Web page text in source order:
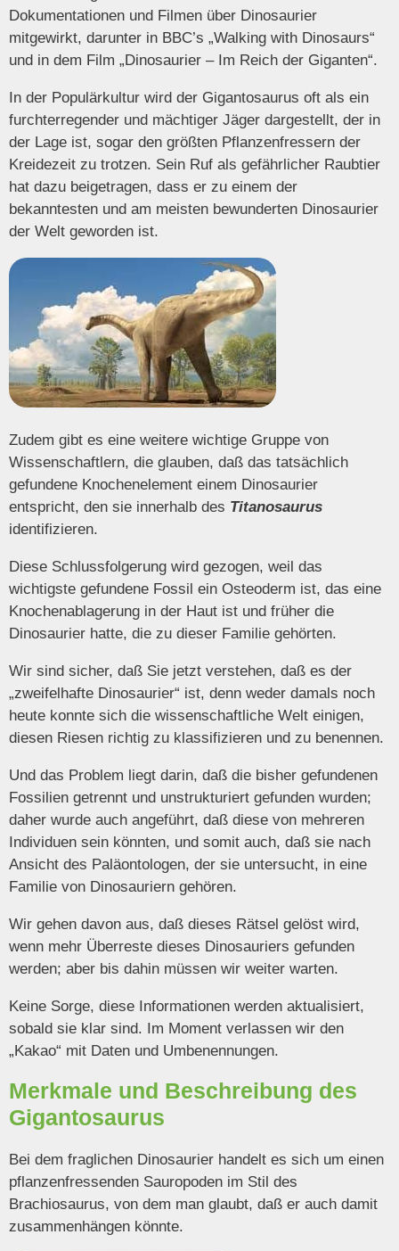
Dokumentationen und Filmen über Dinosaurier
mitgewirkt, darunter in BBC’s „Walking with Dinosaurs“
und in dem Film „Dinosaurier – Im Reich der Giganten“.
In der Populärkultur wird der Gigantosaurus oft als ein
furchterregender und mächtiger Jäger dargestellt, der in
der Lage ist, sogar den größten Pflanzenfressern der
Kreidezeit zu trotzen. Sein Ruf als gefährlicher Raubtier
hat dazu beigetragen, dass er zu einem der
bekanntesten und am meisten bewunderten Dinosaurier
der Welt geworden ist.
Zudem gibt es eine weitere wichtige Gruppe von
Wissenschaftlern, die glauben, daß das tatsächlich
gefundene Knochenelement einem Dinosaurier
entspricht, den sie innerhalb des Titanosaurus
identifizieren.
Diese Schlussfolgerung wird gezogen, weil das
wichtigste gefundene Fossil ein Osteoderm ist, das eine
Knochenablagerung in der Haut ist und früher die
Dinosaurier hatte, die zu dieser Familie gehörten.
Wir sind sicher, daß Sie jetzt verstehen, daß es der
„zweifelhafte Dinosaurier“ ist, denn weder damals noch
heute konnte sich die wissenschaftliche Welt einigen,
diesen Riesen richtig zu klassifizieren und zu benennen.
Und das Problem liegt darin, daß die bisher gefundenen
Fossilien getrennt und unstrukturiert gefunden wurden;
daher wurde auch angeführt, daß diese von mehreren
Individuen sein könnten, und somit auch, daß sie nach
Ansicht des Paläontologen, der sie untersucht, in eine
Familie von Dinosauriern gehören.
Wir gehen davon aus, daß dieses Rätsel gelöst wird,
wenn mehr Überreste dieses Dinosauriers gefunden
werden; aber bis dahin müssen wir weiter warten.
Keine Sorge, diese Informationen werden aktualisiert,
sobald sie klar sind. Im Moment verlassen wir den
„Kakao“ mit Daten und Umbenennungen.
Merkmale und Beschreibung des
Gigantosaurus
Bei dem fraglichen Dinosaurier handelt es sich um einen
pflanzenfressenden Sauropoden im Stil des
Brachiosaurus, von dem man glaubt, daß er auch damit
zusammenhängen könnte.